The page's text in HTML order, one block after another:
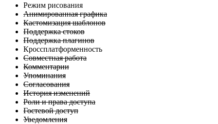
Режим рисования
Анимированная графика
Кастомизация шаблонов
Поддержка стоков
Поддержка плагинов
Кроссплатформенность
Совместная работа
Комментарии
Упоминания
Согласования
История изменений
Роли и права доступа
Гостевой доступ
Уведомления